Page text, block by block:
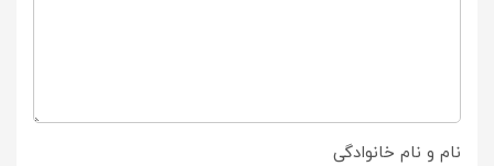
نام و نام خانوادگی